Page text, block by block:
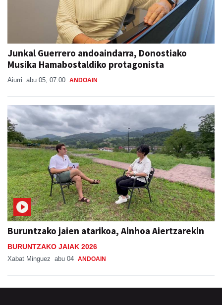
Junkal Guerrero andoaindarra, Donostiako
Musika Hamabostaldiko protagonista
Aiurri abu 05, 07:00 ANDOAIN
Buruntzako jaien atarikoa, Ainhoa Aiertzarekin
BURUNTZAKO JAIAK 2026
Xabat Minguez abu 04 ANDOAIN